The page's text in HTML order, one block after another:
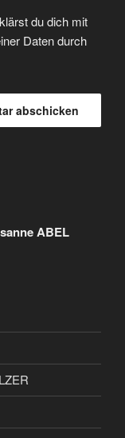
du dich mit
Daten durch
ABEL